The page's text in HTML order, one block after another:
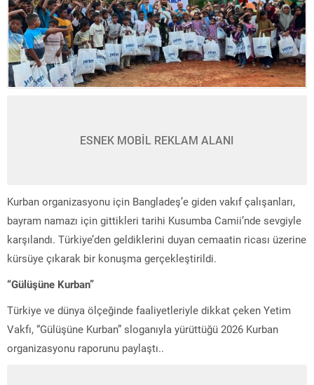
ESNEK MOBİL REKLAM ALANI
Kurban organizasyonu için Bangladeş’e giden vakıf çalışanları,
bayram namazı için gittikleri tarihi Kusumba Camii’nde sevgiyle
karşılandı. Türkiye’den geldiklerini duyan cemaatin ricası üzerine
kürsüye çıkarak bir konuşma gerçekleştirildi.
“Gülüşüne Kurban”
Türkiye ve dünya ölçeğinde faaliyetleriyle dikkat çeken Yetim
Vakfı, “Gülüşüne Kurban” sloganıyla yürüttüğü 2026 Kurban
organizasyonu raporunu paylaştı..